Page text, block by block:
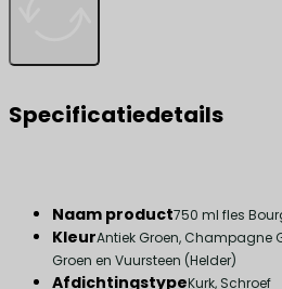
Specificatiedetails
Naam product750 ml fles
KleurAntiek Groen, Champagne
Groen en Vuursteen (Helder)
AfdichtingstypeKurk, Schroef